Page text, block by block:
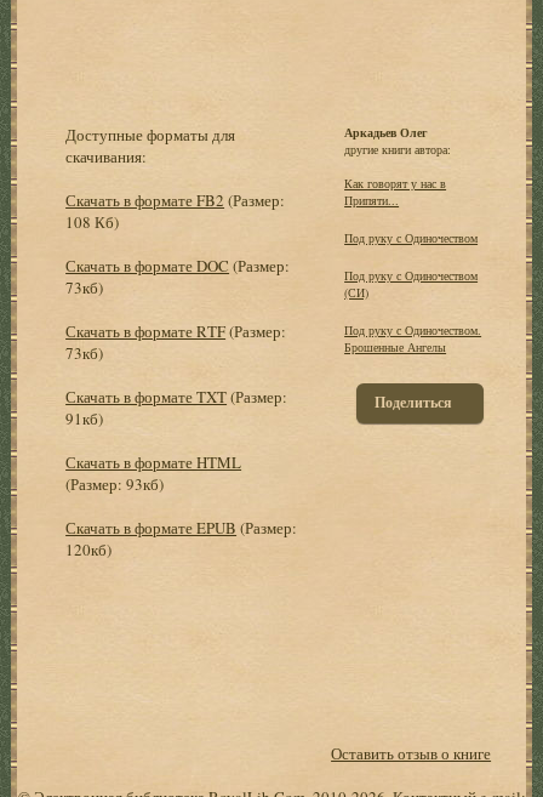
Доступные форматы для
скачивания:
Скачать в формате FB2 (Размер:
108 Кб)
Скачать в формате DOC (Размер:
73кб)
Скачать в формате RTF(Размер:
73кб)
Скачать в формате TXT(Размер:
91кб)
Скачать в формате HTML
(Размер: 93кб)
Скачать в формате EPUB (Размер:
120кб)
Аркадьев Олег
другие книги автора:
Как говорят у нас в
Припяти...
Под руку с Одиночеством
Под руку с Одиночеством
(СИ)
Под руку с Одиночеством.
Брошенные Ангелы
Поделиться
Оставить отзыв о книге